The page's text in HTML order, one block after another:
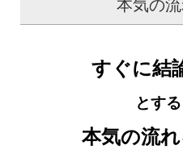
本気の
すぐに結
とす
本気の流